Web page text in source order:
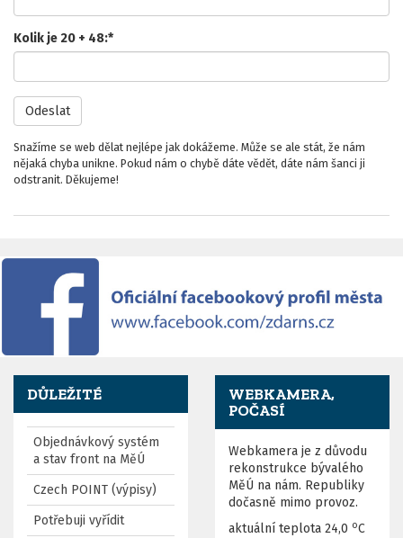
Kolik je 20 + 48:*
Odeslat
Snažíme se web dělat nejlépe jak dokážeme. Může se ale stát, že nám
nějaká chyba unikne. Pokud nám o chybě dáte vědět, dáte nám šanci ji
odstranit. Děkujeme!
DŮLEŽITÉ
Objednávkový systém
a stav front na MěÚ
Czech POINT (výpisy)
Potřebuji vyřídit
WEBKAMERA,
POČASÍ
Webkamera je z důvodu
rekonstrukce bývalého
MěÚ na nám. Republiky
dočasně mimo provoz.
aktuální teplota 24,0 oC